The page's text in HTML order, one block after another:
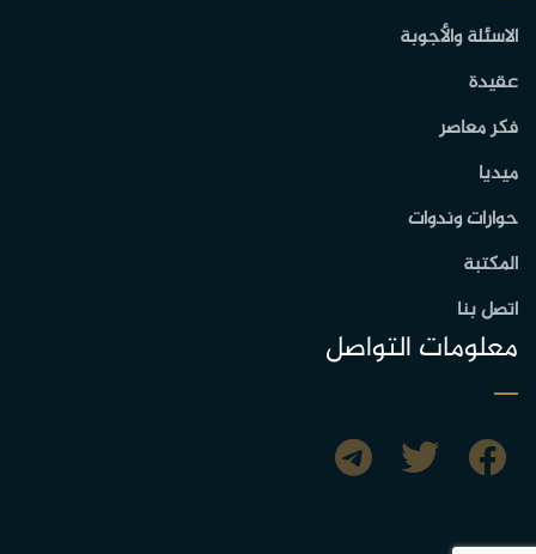
الاسئلة والأجوبة
عقيدة
فكر معاصر
ميديا
حوارات وندوات
المكتبة
اتصل بنا
معلومات التواصل